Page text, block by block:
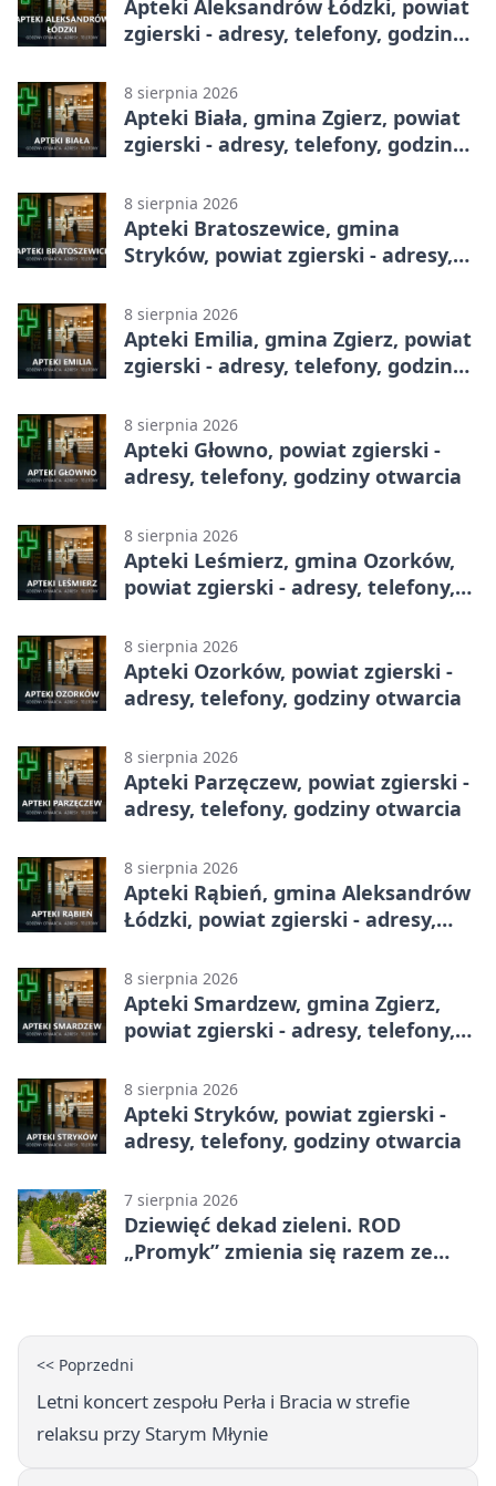
Apteki Aleksandrów Łódzki, powiat
zgierski - adresy, telefony, godziny
8 sierpnia 2026
Apteki Biała, gmina Zgierz, powiat
zgierski - adresy, telefony, godziny
8 sierpnia 2026
Apteki Bratoszewice, gmina
Stryków, powiat zgierski - adresy,
8 sierpnia 2026
Apteki Emilia, gmina Zgierz, powiat
zgierski - adresy, telefony, godziny
8 sierpnia 2026
Apteki Głowno, powiat zgierski -
adresy, telefony, godziny otwarcia
8 sierpnia 2026
Apteki Leśmierz, gmina Ozorków,
powiat zgierski - adresy, telefony,
8 sierpnia 2026
Apteki Ozorków, powiat zgierski -
adresy, telefony, godziny otwarcia
8 sierpnia 2026
Apteki Parzęczew, powiat zgierski -
adresy, telefony, godziny otwarcia
8 sierpnia 2026
Apteki Rąbień, gmina Aleksandrów
Łódzki, powiat zgierski - adresy,
8 sierpnia 2026
Apteki Smardzew, gmina Zgierz,
powiat zgierski - adresy, telefony,
8 sierpnia 2026
Apteki Stryków, powiat zgierski -
adresy, telefony, godziny otwarcia
7 sierpnia 2026
Dziewięć dekad zieleni. ROD
„Promyk” zmienia się razem ze
<< Poprzedni
Letni koncert zespołu Perła i Bracia w strefie
relaksu przy Starym Młynie